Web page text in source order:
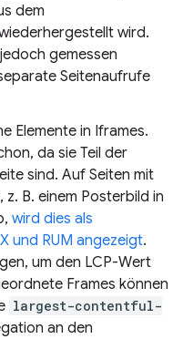
dem
wird.
gemessen
Seitenaufrufe
Elemente in Iframes.
da sie Teil der
sind. Auf Seiten mit
z. B. einem Posterbild in
wird dies als
und RUM angezeigt.
um den LCP-Wert
Frames können
largest-contentful-
an den